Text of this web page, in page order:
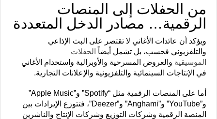
من الحفلات إلى المنصات
الرقمية… مصادر الدخل المتعددة
ويؤكد أن عائدات الأغاني لا تقتصر على البث الإذاعي
والتلفزيوني فحسب، بل تشمل أيضاً الحفلات
الموسيقية والعروض المسرحية والأوبرالية واستخدام الأغاني
في الإنتاجات السينمائية والتلفزيونية والإعلانات التجارية.
أما على المنصات الرقمية مثل “Spotify” و”Apple Music”
و”YouTube” و”Anghami” و”Deezer”، فتتوزع الإيرادات بين
المنصة الرقمية وشركات التوزيع وشركات الإنتاج والناشرين